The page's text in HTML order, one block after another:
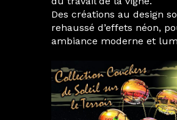
Des créations au design
rehaussé d’effets néon,
ambiance moderne et